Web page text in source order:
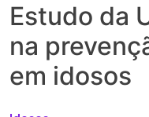
Estudo da
na
em idosos